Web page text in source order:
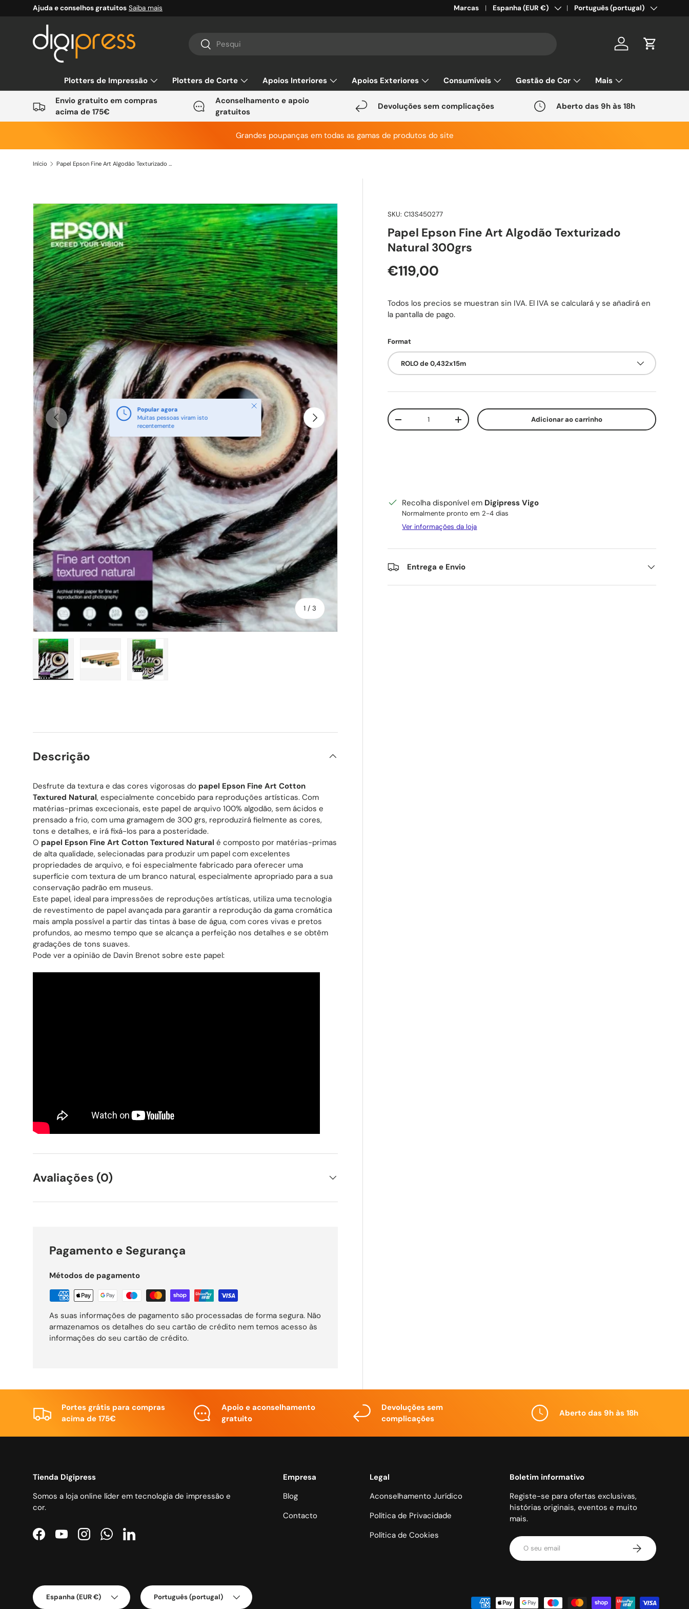
Ajuda e conselhos gratuitos Saiba mais Marcas País/Região
Espanha (EUR €) IdiomaPortuguês (portugal)
Pesquisar
Pesquisar Conta Carrinho
Plotters de Impressão Plotters de Corte Apoios Interiores Apoios Exteriores Consumíveis Gestão de Cor
Mais
Envio gratuito em compras
acima de 175€
Aconselhamento e apoio
gratuitos
Devoluções sem complicações Aberto das 9h às 18h
Grandes poupanças em todas as gamas de produtos do site
Início Papel Epson Fine Art Algodão Texturizado Natural 300grs
Saltar para a informação do produto
Anterior
1 /de
3
Seguinte
SKU: C13S450277
Papel Epson Fine Art Algodão Texturizado
Natural 300grs
Preço normal
€119,00
Todos los precios se muestran sin IVA. El IVA se calculará y se añadirá en
la pantalla de pago.
Format
ROLO de 0,432x15m
Qtd.
Diminuir quantidadeAumente a quantidadeAdicionar ao carrinho
Recolha disponível em Digipress Vigo
Normalmente pronto em 2-4 dias
Ver informações da loja
Entrega e Envio
Descrição
Desfrute da textura e das cores vigorosas do papel Epson Fine Art Cotton
Textured Natural, especialmente concebido para reproduções artísticas. Com
matérias-primas excecionais, este papel de arquivo 100% algodão, sem ácidos e
prensado a frio, com uma gramagem de 300 grs, reproduzirá fielmente as cores,
tons e detalhes, e irá fixá-los para a posteridade.
O papel Epson Fine Art Cotton Textured Natural é composto por matérias-primas
de alta qualidade, selecionadas para produzir um papel com excelentes
propriedades de arquivo, e foi especialmente fabricado para oferecer uma
superfície com textura de um branco natural, especialmente apropriado para a sua
conservação padrão em museus.
Este papel, ideal para impressões de reproduções artísticas, utiliza uma tecnologia
de revestimento de papel avançada para garantir a reprodução da gama cromática
mais ampla possível a partir das tintas à base de água, com cores vivas e pretos
profundos, ao mesmo tempo que se alcança a perfeição nos detalhes e se obtêm
gradações de tons suaves.
Pode ver a opinião de Davin Brenot sobre este papel:
Avaliações (0)
Pagamento e Segurança
Métodos de pagamento
As suas informações de pagamento são processadas de forma segura. Não
armazenamos os detalhes do seu cartão de crédito nem temos acesso às
informações do seu cartão de crédito.
Portes grátis para compras
acima de 175€
Apoio e aconselhamento
gratuito
Devoluções sem
complicações
Aberto das 9h às 18h
Tienda Digipress
Somos a loja online líder em tecnologia de impressão e
cor.
FacebookYouTubeInstagramWhatsAppLinkedIn
Empresa
Blog
Contacto
Legal
Aconselhamento Jurídico
Política de Privacidade
Política de Cookies
Boletim informativo
Registe-se para ofertas exclusivas,
histórias originais, eventos e muito
mais.
Email
Subscrever
País/Região
Espanha (EUR €)
Idioma
Português (portugal)